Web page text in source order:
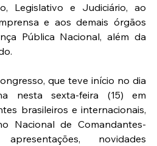
Legislativo e Judiciário, ao
e aos demais órgãos
Pública Nacional, além da
que teve início no dia
nesta sexta-feira (15) em
brasileiros e internacionais,
Nacional de Comandantes-
novidades